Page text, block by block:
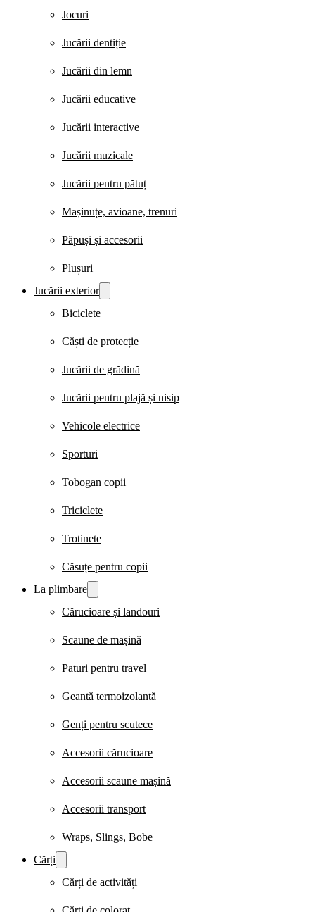
Jocuri
Jucării dentiție
Jucării din lemn
Jucării educative
Jucării interactive
Jucării muzicale
Jucării pentru pătuț
Mașinuțe, avioane, trenuri
Păpuși și accesorii
Plușuri
Jucării exterior
Biciclete
Căști de protecție
Jucării de grădină
Jucării pentru plajă și nisip
Vehicole electrice
Sporturi
Tobogan copii
Triciclete
Trotinete
Căsuțe pentru copii
La plimbare
Cărucioare și landouri
Scaune de mașină
Paturi pentru travel
Geantă termoizolantă
Genți pentru scutece
Accesorii cărucioare
Accesorii scaune mașină
Accesorii transport
Wraps, Slings, Bobe
Cărți
Cărți de activități